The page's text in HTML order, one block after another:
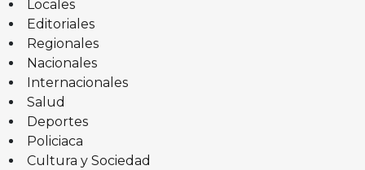
Locales
Editoriales
Regionales
Nacionales
Internacionales
Salud
Deportes
Policiaca
Cultura y Sociedad